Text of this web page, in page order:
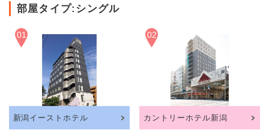
部屋タイプ:シングル
新潟イーストホテル
01
カントリーホテル新潟
02